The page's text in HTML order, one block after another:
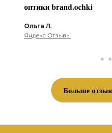
оптики brаnd.ochki
Ольга Л.
Яндекс Отзывы
Больше